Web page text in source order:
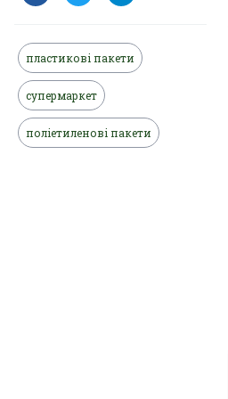
пластикові пакети
супермаркет
поліетиленові пакети